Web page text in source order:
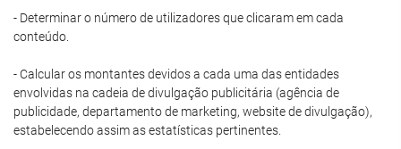
- Determinar o número de utilizadores que clicaram em cada
conteúdo.
- Calcular os montantes devidos a cada uma das entidades
envolvidas na cadeia de divulgação publicitária (agência de
publicidade, departamento de marketing, website de divulgação),
estabelecendo assim as estatísticas pertinentes.